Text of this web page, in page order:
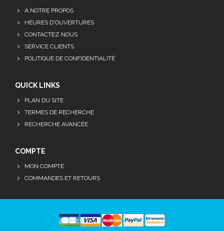
A NOTRE PROPOS
HEURES D'OUVERTURES
CONTACTEZ NOUS
SERVICE CLIENTS
POLITIQUE DE CONFIDENTIALITÉ
QUICK LINKS
PLAN DU SITE
TERMES DE RECHERCHE
RECHERCHE AVANCÉE
COMPTE
MON COMPTE
COMMANDES ET RETOURS